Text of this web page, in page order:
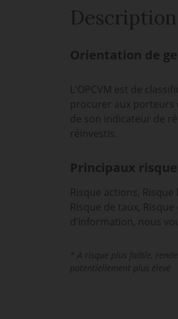
Description
Orientation de
L'OPCVM est de
procurer aux porteurs
de son indicateur de
réinvestis.
Principaux
Risque actions,
Risque de taux,
d’information, nous
* A risque plus faible,
potentiellement plus élevé